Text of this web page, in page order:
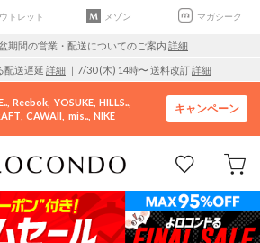
トレット メゾン マガシーク
期間の営業・配送についてのご案内 詳細
配送遅延 詳細 ｜7/30 (木) 14時〜 送料改訂詳細
Reebok YOSUKE HILLS..
CAWAII mis.. NIKE
キャンペーン